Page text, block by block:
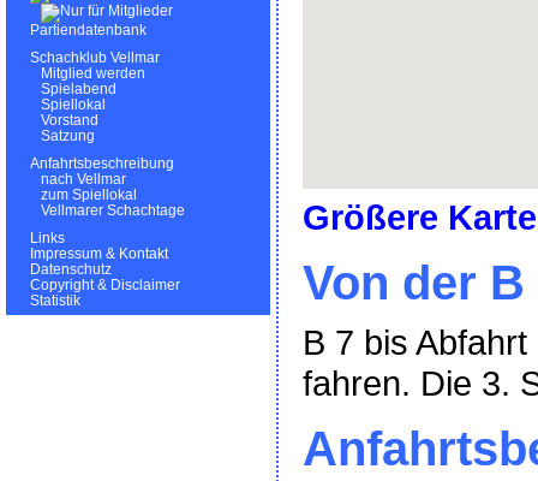
Partiendatenbank
Schachklub Vellmar
Mitglied werden
Spielabend
Spiellokal
Vorstand
Satzung
Anfahrtsbeschreibung
nach Vellmar
zum Spiellokal
Vellmarer Schachtage
Links
Impressum & Kontakt
Datenschutz
Copyright & Disclaimer
Statistik
Größere
Von der B
B 7 bis
fahren. Die 3.